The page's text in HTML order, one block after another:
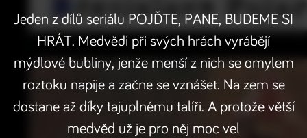
Jeden z dílů seriálu POJĎTE, PANE, BUDEME SI
HRÁT. Medvědi při svých hrách vyrábějí
mýdlové bubliny, jenže menší z nich se omylem
roztoku napije a začne se vznášet. Na zem se
dostane až díky tajuplnému talíři. A protože větší
medvěd už je pro něj moc vel